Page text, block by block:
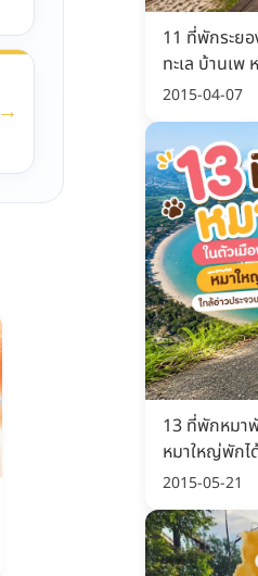
→
11 ที่พักระย
ทะเล บ้านเ
พิมพ์ อัปเดต
2015-04-07
13 ที่พักหมา
หมาใหญ่พักไ
2015-05-21